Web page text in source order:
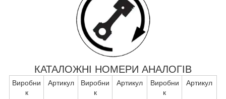
КАТАЛОЖНІ НОМЕРИ АНАЛОГІВ
Виробни
к
Артикул
Виробни
к
Артикул
Виробни
к
Артикул